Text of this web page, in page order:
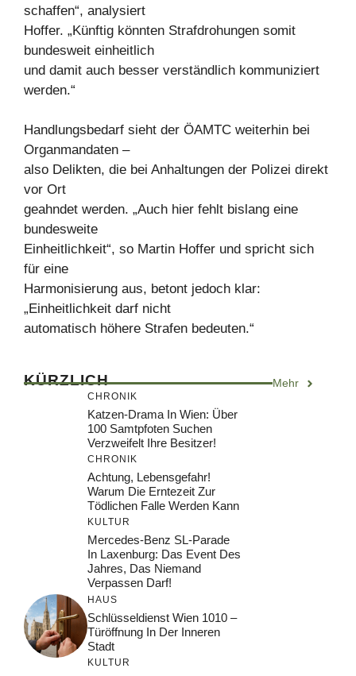
schaffen“, analysiert
Hoffer. „Künftig könnten Strafdrohungen somit
bundesweit einheitlich
und damit auch besser verständlich kommuniziert
werden.“
Handlungsbedarf sieht der ÖAMTC weiterhin bei
Organmandaten –
also Delikten, die bei Anhaltungen der Polizei direkt
vor Ort
geahndet werden. „Auch hier fehlt bislang eine
bundesweite
Einheitlichkeit“, so Martin Hoffer und spricht sich
für eine
Harmonisierung aus, betont jedoch klar:
„Einheitlichkeit darf nicht
automatisch höhere Strafen bedeuten.“
KÜRZLICH Mehr
CHRONIK
Katzen-Drama In Wien: Über
100 Samtpfoten Suchen
Verzweifelt Ihre Besitzer!
CHRONIK
Achtung, Lebensgefahr!
Warum Die Erntezeit Zur
Tödlichen Falle Werden Kann
KULTUR
Mercedes-Benz SL-Parade
In Laxenburg: Das Event Des
Jahres, Das Niemand
Verpassen Darf!
HAUS
Schlüsseldienst Wien 1010 –
Türöffnung In Der Inneren
Stadt
KULTUR